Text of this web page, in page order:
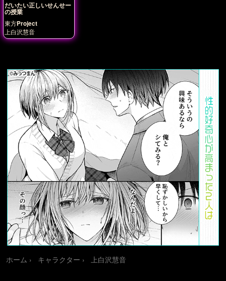
だいたい正しいせんせー
の授業
東方Project
上白沢慧音
ホーム キャラクター 上白沢慧音